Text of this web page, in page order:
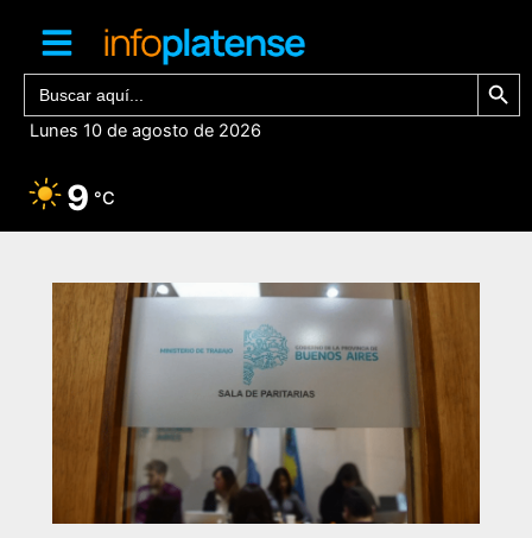
contenido
Buscar: Botón de
Lunes 10 de agosto de 2026
9 °C